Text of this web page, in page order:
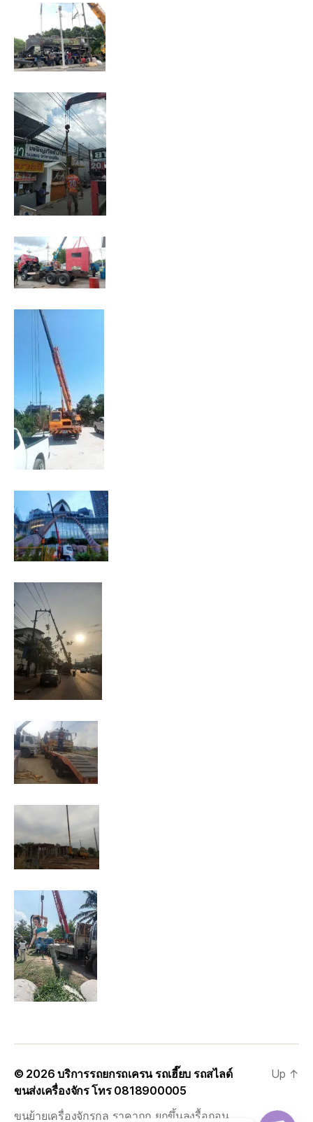
© 2026บริการรถยกรถเครน รถเฮี๊ยบ รถสไลด์
ขนส่งเครื่องจักร โทร 0818900005
ขนย้ายเครื่องจักรกล ราคาถูก ยกขึ้นลงรื้อถอน
Up ↑